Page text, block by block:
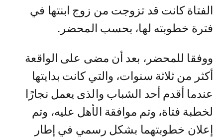
الفتاة كانت قد تزوجت من زوج ابنتها في
فترة خطوبته لها، بحسب المحضر.
ووفقا للمحضر، بعد أن مضى على الواقعة
أكثر من ثلاثة سنوات، والتي كانت بدايتها
عندما أقدم أحد الشباب والذى يعمل نجارًا
لخطبة فتاة، وتم موافقة الأهل عليه، وتم
إعلان خطوبتهما بشكل رسمي في إطار